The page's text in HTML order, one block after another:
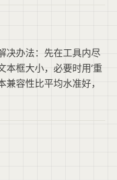
决办法：先在工具内尽
框大小，必要时用‘重
兼容性比平均水准好，